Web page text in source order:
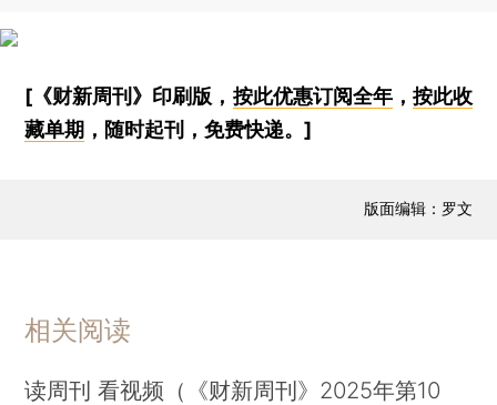
[《财新周刊》印刷版， 按此优惠订阅全年， 按此收
藏单期 ，随时起刊，免费快递。]
版面编辑：罗文
相关阅读
读周刊 看视频（《财新周刊》2025年第10